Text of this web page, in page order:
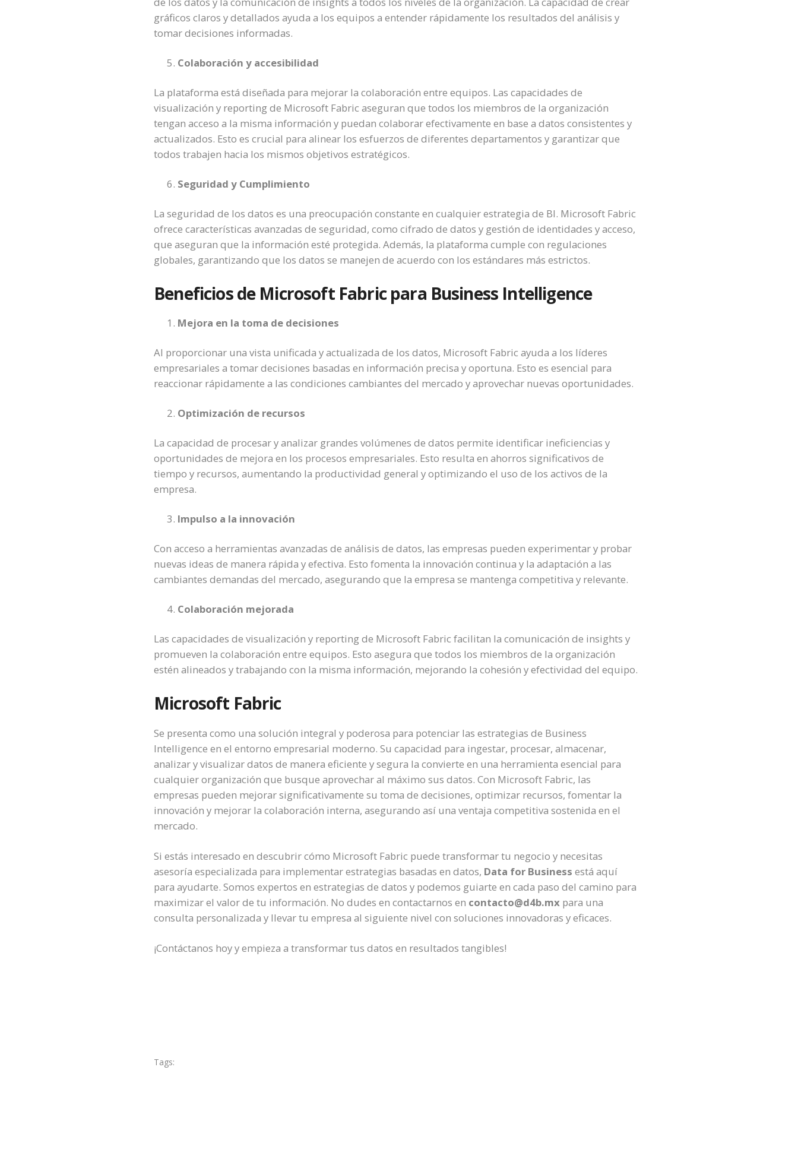
gráficos claros y detallados ayuda a los equipos a entender rápidamente los resultados del análisis y
tomar decisiones informadas.
Colaboración y accesibilidad
La plataforma está diseñada para mejorar la colaboración entre equipos. Las capacidades de
visualización y reporting de Microsoft Fabric aseguran que todos los miembros de la organización
tengan acceso a la misma información y puedan colaborar efectivamente en base a datos consistentes y
actualizados. Esto es crucial para alinear los esfuerzos de diferentes departamentos y garantizar que
todos trabajen hacia los mismos objetivos estratégicos.
Seguridad y Cumplimiento
La seguridad de los datos es una preocupación constante en cualquier estrategia de BI. Microsoft Fabric
ofrece características avanzadas de seguridad, como cifrado de datos y gestión de identidades y acceso,
que aseguran que la información esté protegida. Además, la plataforma cumple con regulaciones
globales, garantizando que los datos se manejen de acuerdo con los estándares más estrictos.
Beneficios de Microsoft Fabric para Business Intelligence
Mejora en la toma de decisiones
Al proporcionar una vista unificada y actualizada de los datos, Microsoft Fabric ayuda a los líderes
empresariales a tomar decisiones basadas en información precisa y oportuna. Esto es esencial para
reaccionar rápidamente a las condiciones cambiantes del mercado y aprovechar nuevas oportunidades.
Optimización de recursos
La capacidad de procesar y analizar grandes volúmenes de datos permite identificar ineficiencias y
oportunidades de mejora en los procesos empresariales. Esto resulta en ahorros significativos de
tiempo y recursos, aumentando la productividad general y optimizando el uso de los activos de la
empresa.
Impulso a la innovación
Con acceso a herramientas avanzadas de análisis de datos, las empresas pueden experimentar y probar
nuevas ideas de manera rápida y efectiva. Esto fomenta la innovación continua y la adaptación a las
cambiantes demandas del mercado, asegurando que la empresa se mantenga competitiva y relevante.
Colaboración mejorada
Las capacidades de visualización y reporting de Microsoft Fabric facilitan la comunicación de insights y
promueven la colaboración entre equipos. Esto asegura que todos los miembros de la organización
estén alineados y trabajando con la misma información, mejorando la cohesión y efectividad del equipo.
Microsoft Fabric
Se presenta como una solución integral y poderosa para potenciar las estrategias de Business
Intelligence en el entorno empresarial moderno. Su capacidad para ingestar, procesar, almacenar,
analizar y visualizar datos de manera eficiente y segura la convierte en una herramienta esencial para
cualquier organización que busque aprovechar al máximo sus datos. Con Microsoft Fabric, las
empresas pueden mejorar significativamente su toma de decisiones, optimizar recursos, fomentar la
innovación y mejorar la colaboración interna, asegurando así una ventaja competitiva sostenida en el
mercado.
Si estás interesado en descubrir cómo Microsoft Fabric puede transformar tu negocio y necesitas
asesoría especializada para implementar estrategias basadas en datos, Data for Business está aquí
para ayudarte. Somos expertos en estrategias de datos y podemos guiarte en cada paso del camino para
maximizar el valor de tu información. No dudes en contactarnos en contacto@d4b.mx para una
consulta personalizada y llevar tu empresa al siguiente nivel con soluciones innovadoras y eficaces.
¡Contáctanos hoy y empieza a transformar tus datos en resultados tangibles!
Tags: